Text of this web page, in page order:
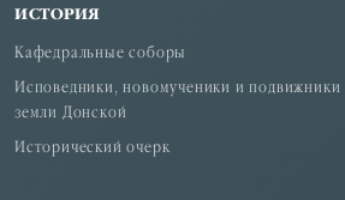
ИСТОРИЯ
Кафедральные соборы
Исповедники, новомученики и подвижники
земли Донской
Исторический очерк